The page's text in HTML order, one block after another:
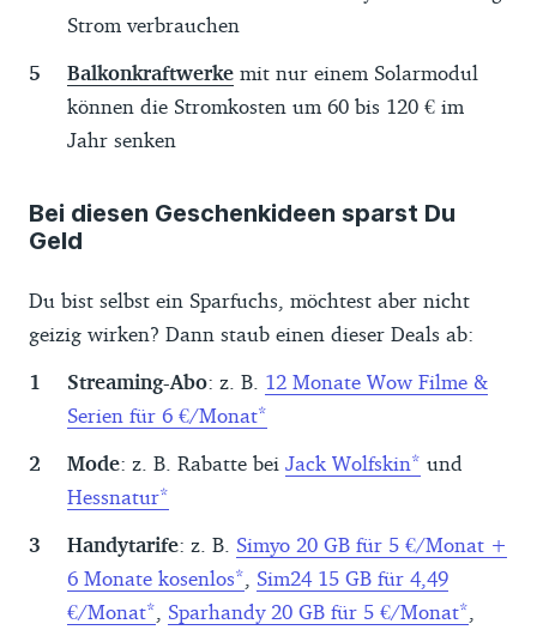
Strom verbrauchen
Balkonkraftwerke mit nur einem Solarmodul
können die Stromkosten um 60 bis 120 € im
Jahr senken
Bei diesen Geschenkideen sparst Du
Geld
Du bist selbst ein Sparfuchs, möchtest aber nicht
geizig wirken? Dann staub einen dieser Deals ab:
Streaming-Abo: z. B. 12 Monate Wow Filme &
Serien für 6 €/Monat
Mode: z. B. Rabatte bei Jack Wolfskin
und
Hessnatur
Handytarife: z. B. Simyo 20 GB für 5 €/Monat +
6 Monate kosenlos
Sim24 15 GB für 4,49
€/Monat
Sparhandy 20 GB für 5 €/Monat